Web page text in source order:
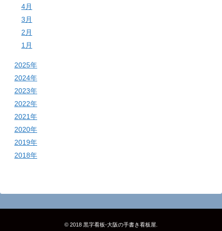
4月
3月
2月
1月
2025年
2024年
2023年
2022年
2021年
2020年
2019年
2018年
© 2018 黒字看板‐大阪の手書き看板屋